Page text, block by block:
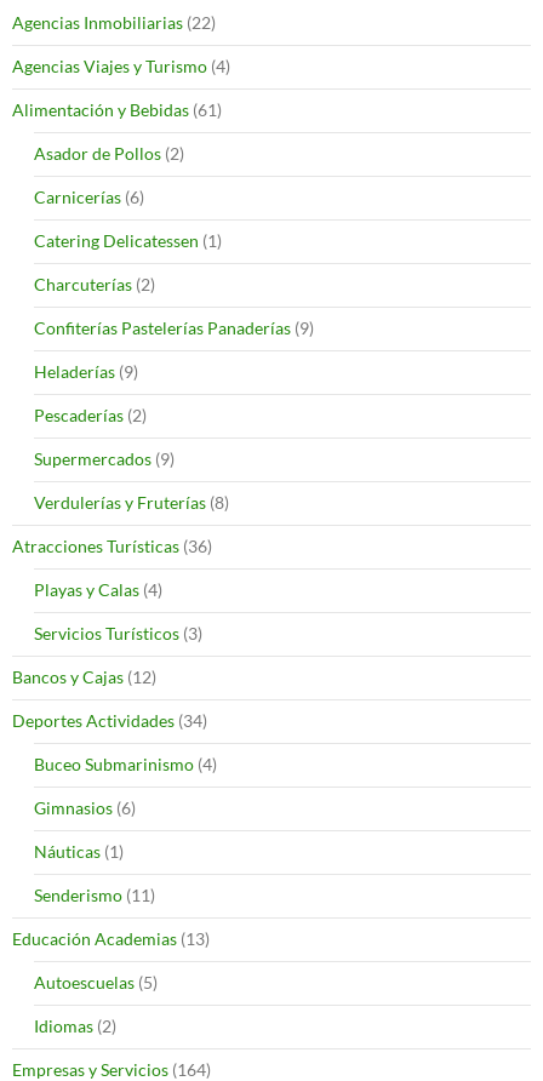
Agencias Inmobiliarias (22)
Agencias Viajes y Turismo (4)
Alimentación y Bebidas (61)
Asador de Pollos (2)
Carnicerías (6)
Catering Delicatessen (1)
Charcuterías (2)
Confiterías Pastelerías Panaderías (9)
Heladerías (9)
Pescaderías (2)
Supermercados (9)
Verdulerías y Fruterías (8)
Atracciones Turísticas (36)
Playas y Calas (4)
Servicios Turísticos (3)
Bancos y Cajas (12)
Deportes Actividades (34)
Buceo Submarinismo (4)
Gimnasios (6)
Náuticas (1)
Senderismo (11)
Educación Academias (13)
Autoescuelas (5)
Idiomas (2)
Empresas y Servicios (164)